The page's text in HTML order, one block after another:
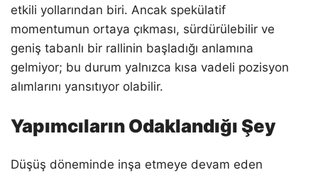
etkili yollarından biri. Ancak spekülatif
momentumun ortaya çıkması, sürdürülebilir ve
geniş tabanlı bir rallinin başladığı anlamına
gelmiyor; bu durum yalnızca kısa vadeli pozisyon
alımlarını yansıtıyor olabilir.
Yapımcıların Odaklandığı Şey
Düşüş döneminde inşa etmeye devam eden